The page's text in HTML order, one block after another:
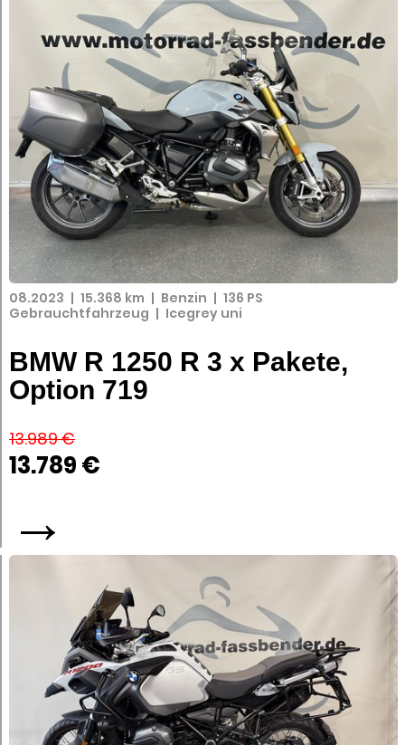
08.2023 | 15.368 km | Benzin | 136 PS
Gebrauchtfahrzeug | Icegrey uni
BMW R 1250 R 3 x Pakete,
Option 719
13.989 €
13.789 €
→